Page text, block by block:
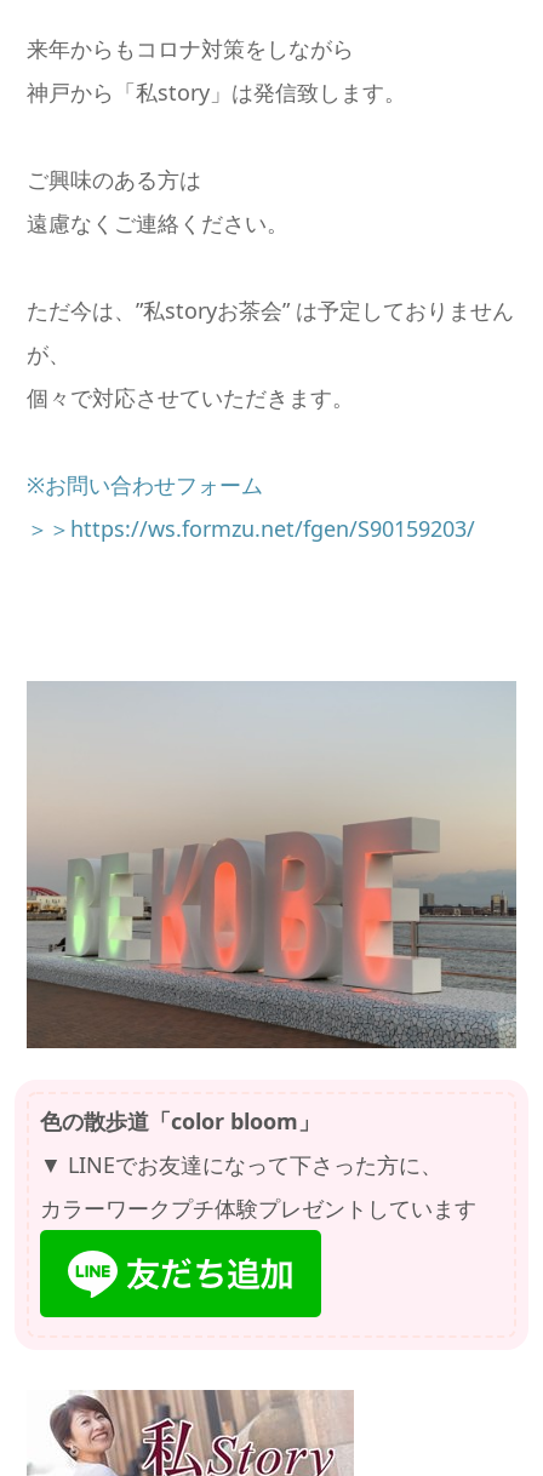
来年からもコロナ対策をしながら
神戸から「私story」は発信致します。
ご興味のある方は
遠慮なくご連絡ください。
ただ今は、”私storyお茶会” は予定しておりません
が、
個々で対応させていただきます。
※お問い合わせフォーム
＞＞https://ws.formzu.net/fgen/S90159203/
色の散歩道「color bloom」
▼ LINEでお友達になって下さった方に、
カラーワークプチ体験プレゼントしています